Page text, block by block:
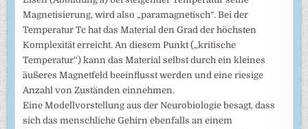
Magnetisierung, wird also „paramagnetisch“. Bei der
Temperatur Tc hat das Material den Grad der höchsten
Komplexität erreicht. An diesem Punkt („kritische
Temperatur“) kann das Material selbst durch ein kleines
äußeres Magnetfeld beeinflusst werden und eine riesige
Anzahl von Zuständen einnehmen.
Eine Modellvorstellung aus der Neurobiologie besagt, dass
sich das menschliche Gehirn ebenfalls an einem